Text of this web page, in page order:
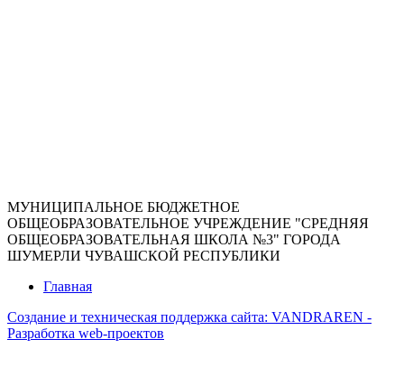
МУНИЦИПАЛЬНОЕ БЮДЖЕТНОЕ
ОБЩЕОБРАЗОВАТЕЛЬНОЕ УЧРЕЖДЕНИЕ "СРЕДНЯЯ
ОБЩЕОБРАЗОВАТЕЛЬНАЯ ШКОЛА №3" ГОРОДА
ШУМЕРЛИ ЧУВАШСКОЙ РЕСПУБЛИКИ
Главная
Создание и техническая поддержка сайта: VANDRAREN -
Разработка web-проектов